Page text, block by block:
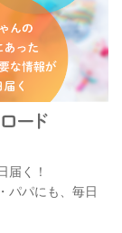
届く！
パパにも、毎日